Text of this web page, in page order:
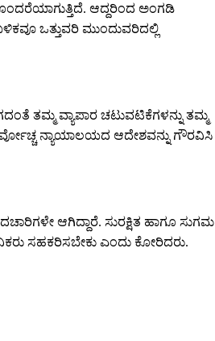
ಆದ್ದರಿಂದ ಅಂಗಡಿ
ಒತ್ತುವರಿ ಮುಂದುವರಿದಲ್ಲಿ
ತಮ್ಮ ವ್ಯಾಪಾರ ಚಟುವಟಿಕೆಗಳನ್ನು ತಮ್ಮ
ನ್ಯಾಯಾಲಯದ ಆದೇಶವನ್ನು ಗೌರವಿಸಿ
ಆಗಿದ್ದಾರೆ. ಸುರಕ್ಷಿತ ಹಾಗೂ ಸುಗಮ
ಸಹಕರಿಸಬೇಕು ಎಂದು ಕೋರಿದರು.